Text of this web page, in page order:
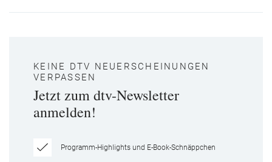
KEINE DTV NEUERSCHEINUNGEN
VERPASSEN
Jetzt zum dtv-Newsletter
anmelden!
Programm-Highlights und E-Book-Schnäppchen